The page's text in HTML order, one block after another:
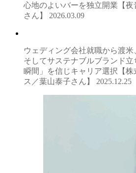
心地のよいバーを独立開業【
さん】 2026.03.09
ウェディング会社就職から渡米
そしてサステナブルブランド
瞬間」を信じキャリア選択【
ス／葉山泰子さん】 2025.12.25